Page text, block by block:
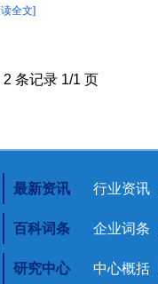
读全文]
2 条记录 1/1 页
最新资讯 行业资讯
百科词条 企业词条
研究中心 中心概括